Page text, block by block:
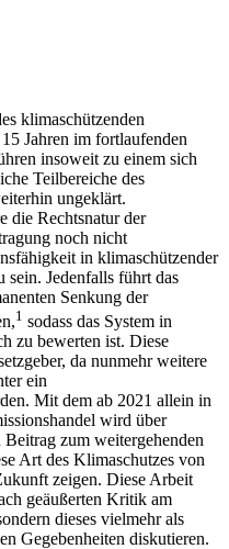
klimaschützenden
Jahren im fortlaufenden
insoweit zu einem sich
Teilbereiche des
ungeklärt.
die Rechtsnatur der
noch nicht
in klimaschützender
sein. Jedenfalls führt das
Senkung der
1 sodass das System in
zu bewerten ist. Diese
da nunmehr weitere
ein
Mit dem ab 2021 allein in
wird über
zum weitergehenden
Art des Klimaschutzes von
zeigen. Diese Arbeit
geäußerten Kritik am
dieses vielmehr als
Gegebenheiten diskutieren.